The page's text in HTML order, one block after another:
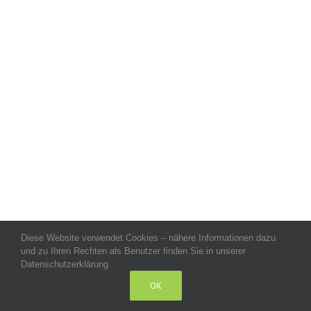
Allgemeine Geschäftsbedingungen -Impressum-Datenschutz-
Kontakt- Copyright celeco®
LinkedIn
Diese Website verwendet Cookies – nähere Informationen dazu
und zu Ihren Rechten als Benutzer finden Sie in unserer
Datenschutzerklärung.
OK